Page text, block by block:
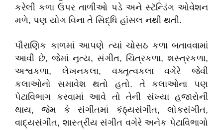
કરેલી કળા ઉપર તાળીઓ પડે અને સ્ટૅન્ડિંગ ઓવેશન
મળે, પણ યોગ વિના તે સિદ્ધિ હાંસલ નથી થતી.
પૌરાણિક કાળમાં આપણે ત્યાં ચોસઠ કળા બતાવવામાં
આવી છે, જેમાં નૃત્ય, સંગીત, ચિત્રકળા, શસ્ત્રકળા,
અશ્વકળા, લેખનકલા, વક્તૃત્વકલા વગેરે જેવી
કલાઓનો સમાવેશ થતો હતો. તે કલાઓના પણ
પેટાવિભાગ કરવામાં આવે તો તેની સંખ્યા હજારોની
થાય, જેમ કે સંગીતમાં કંઠ્યસંગીત, લોકસંગીત,
વાદ્યસંગીત, શાસ્ત્રીય સંગીત વગેરે અનેક પેટાવિભાગો